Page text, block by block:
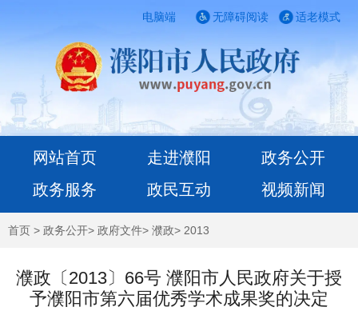
电脑端 适老模式
无障碍阅读
网站首页 走进濮阳
政务公开
政务服务
政民互动 视频新闻
首页 > 政务公开> 政府文件> 濮政> 2013
濮政〔2013〕66号 濮阳市人民政府关于授
予濮阳市第六届优秀学术成果奖的决定